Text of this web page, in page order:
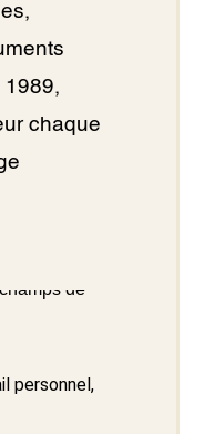
1989,
chaque
personnel,